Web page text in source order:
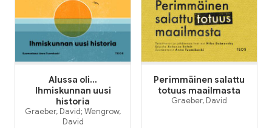
Alussa oli...
Ihmiskunnan uusi
historia
Graeber, David; Wengrow,
David
Perimmäinen salattu
totuus maailmasta
Graeber, David